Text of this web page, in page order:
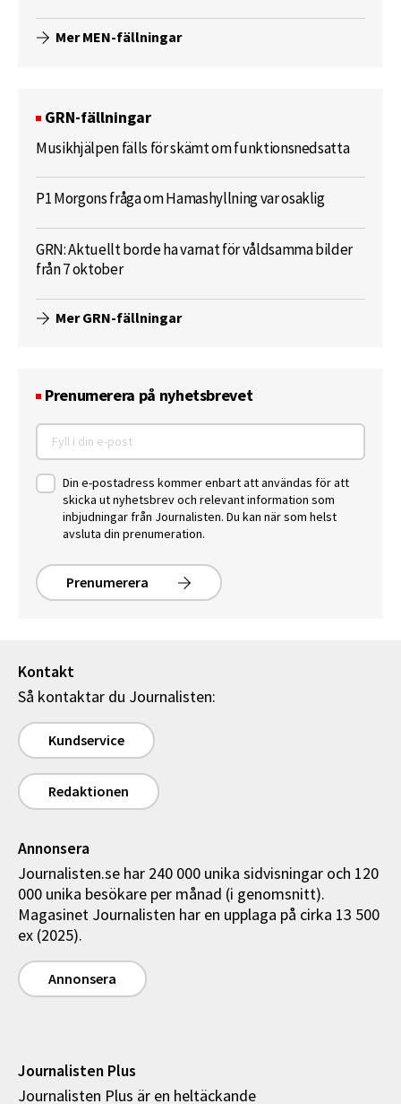
Mer MEN-fällningar
GRN-fällningar
Musikhjälpen fälls för skämt om funktionsnedsatta
P1 Morgons fråga om Hamashyllning var osaklig
GRN: Aktuellt borde ha varnat för våldsamma bilder
från 7 oktober
Mer GRN-fällningar
Prenumerera på nyhetsbrevet
Din e-postadress kommer enbart att användas för att
skicka ut nyhetsbrev och relevant information som
inbjudningar från Journalisten. Du kan när som helst
avsluta din prenumeration.
Prenumerera
Kontakt
Så kontaktar du Journalisten:
Kundservice
Redaktionen
Annonsera
Journalisten.se har 240 000 unika sidvisningar och 120
000 unika besökare per månad (i genomsnitt).
Magasinet Journalisten har en upplaga på cirka 13 500
ex (2025).
Annonsera
Journalisten Plus
Journalisten Plus är en heltäckande